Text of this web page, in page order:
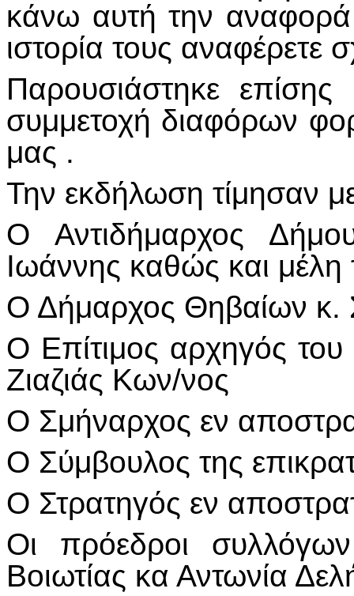
κάνω αυτή την
ιστορία τους αναφέρετε
Παρουσιάστηκε
συμμετοχή διαφόρων
μας .
Την εκδήλωση τίμησαν
Ο Αντιδήμαρχος
Ιωάννης καθώς και μέλη
Ο Δήμαρχος Θηβαίων κ.
Ο Επίτιμος αρχηγός του
Ζιαζιάς Κων/νος
Ο Σμήναρχος εν
Ο Σύμβουλος της
Ο Στρατηγός εν
Οι πρόεδροι
Βοιωτίας κα Αντωνία